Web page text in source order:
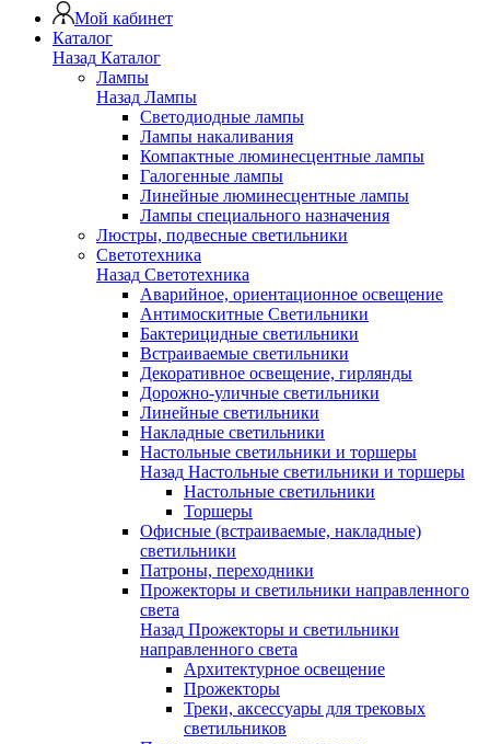
Мой кабинет
Каталог
Назад Каталог
Лампы
Назад Лампы
Светодиодные лампы
Лампы накаливания
Компактные люминесцентные лампы
Галогенные лампы
Линейные люминесцентные лампы
Лампы специального назначения
Люстры, подвесные светильники
Светотехника
Назад Светотехника
Аварийное, ориентационное освещение
Антимоскитные Светильники
Бактерицидные светильники
Встраиваемые светильники
Декоративное освещение, гирлянды
Дорожно-уличные светильники
Линейные светильники
Накладные светильники
Настольные светильники и торшеры
Назад Настольные светильники и торшеры
Настольные светильники
Торшеры
Офисные (встраиваемые, накладные)
светильники
Патроны, переходники
Прожекторы и светильники направленного
света
Назад Прожекторы и светильники
направленного света
Архитектурное освещение
Прожекторы
Треки, аксессуары для трековых
светильников